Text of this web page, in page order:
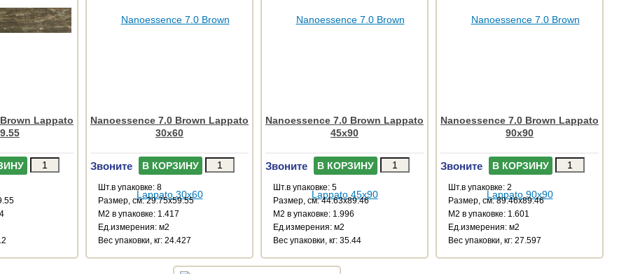
Lappato
Nanoessence 7.0 Brown Lappato
30x60
Звоните В КОРЗИНУ
Шт.в упаковке: 8
Размер, см: 29.75x59.55
М2 в упаковке: 1.417
Ед.измерения: м2
Веc упаковки, кг: 24.427
Nanoessence 7.0 Brown Lappato
45x90
Звоните В КОРЗИНУ
Шт.в упаковке: 5
Размер, см: 44.63x89.46
М2 в упаковке: 1.996
Ед.измерения: м2
Веc упаковки, кг: 35.44
Nanoessence 7.0 Brown Lappato
90x90
Звоните В КОРЗИНУ
Шт.в упаковке: 2
Размер, см: 89.46x89.46
М2 в упаковке: 1.601
Ед.измерения: м2
Веc упаковки, кг: 27.597